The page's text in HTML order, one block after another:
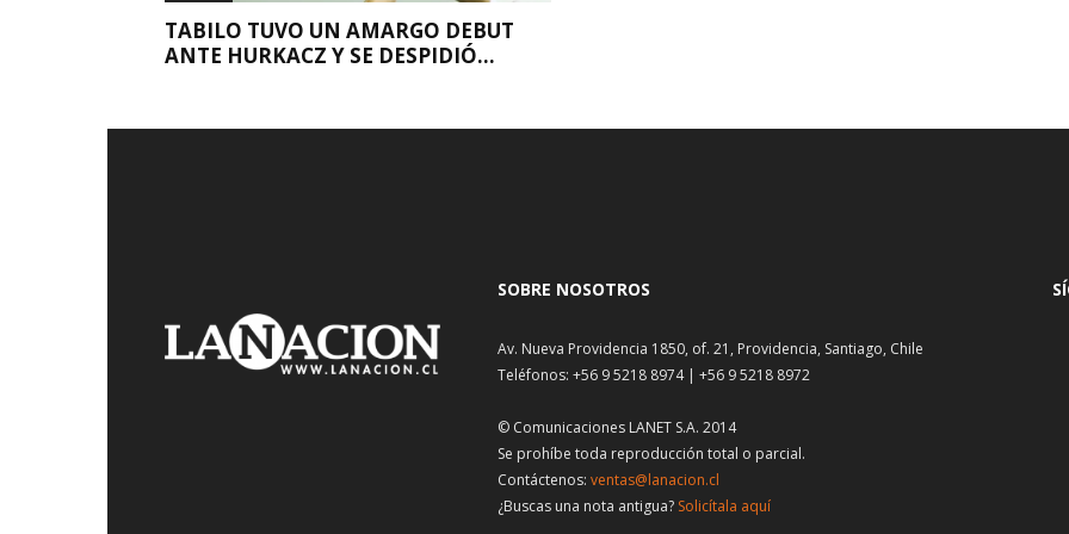
TABILO TUVO UN AMARGO DEBUT
ANTE HURKACZ Y SE DESPIDIÓ...
SOBRE NOSOTROS
Av. Nueva Providencia 1850, of. 21, Providencia, Santiago, Chile
Teléfonos: +56 9 5218 8974 | +56 9 5218 8972
© Comunicaciones LANET S.A. 2014
Se prohíbe toda reproducción total o parcial.
Contáctenos: ventas@lanacion.cl
¿Buscas una nota antigua? Solicítala aquí